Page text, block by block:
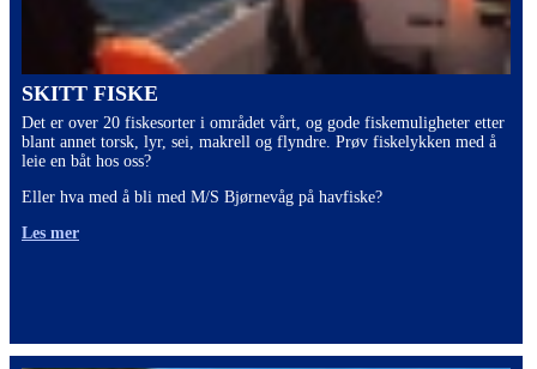
SKITT FISKE
Det er over 20 fiskesorter i området vårt, og gode fiskemuligheter etter
blant annet torsk, lyr, sei, makrell og flyndre. Prøv fiskelykken med å
leie en båt hos oss?
Eller hva med å bli med M/S Bjørnevåg på havfiske?
Les mer